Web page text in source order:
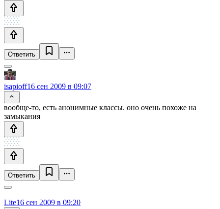
Ответить
isapioff16 сен 2009 в 09:07
вообще-то, есть анонимные классы. оно очень похоже на
замыкания
Ответить
Lite16 сен 2009 в 09:20